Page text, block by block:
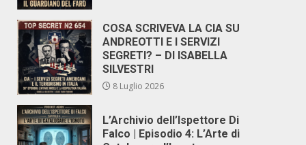
COSA SCRIVEVA LA CIA SU
ANDREOTTI E I SERVIZI
SEGRETI? – DI ISABELLA
SILVESTRI
8 Luglio 2026
L’Archivio dell’Ispettore Di
Falco | Episodio 4: L’Arte di